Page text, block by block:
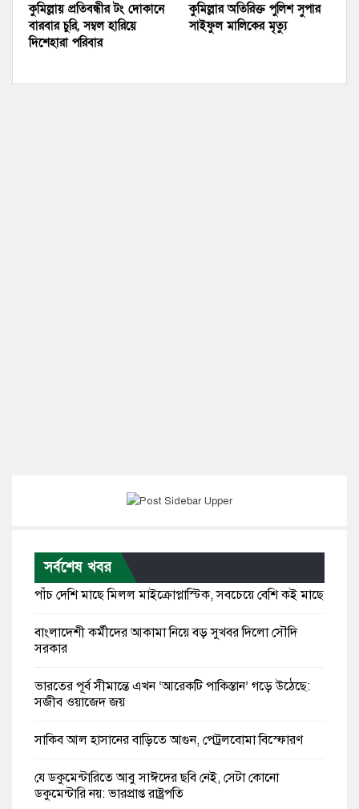
কুমিল্লায় প্রতিবন্ধীর টং দোকানে
বারবার চুরি, সম্বল হারিয়ে
দিশেহারা পরিবার
কুমিল্লার অতিরিক্ত পুলিশ সুপার
সাইফুল মালিকের মৃত্যু
সর্বশেষ খবর
পাঁচ দেশি মাছে মিলল মাইক্রোপ্লাস্টিক, সবচেয়ে বেশি কই মাছে
বাংলাদেশী কর্মীদের আকামা নিয়ে বড় সুখবর দিলো সৌদি
সরকার
ভারতের পূর্ব সীমান্তে এখন ‘আরেকটি পাকিস্তান’ গড়ে উঠেছে:
সজীব ওয়াজেদ জয়
সাকিব আল হাসানের বাড়িতে আগুন, পেট্রলবোমা বিস্ফোরণ
যে ডকুমেন্টারিতে আবু সাঈদের ছবি নেই, সেটা কোনো
ডকুমেন্টারি নয়: ভারপ্রাপ্ত রাষ্ট্রপতি